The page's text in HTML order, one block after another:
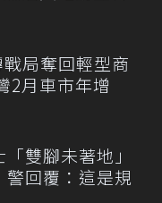
戰局奪回輕型商
2月車市年增
雙腳未著地」
警回覆：這是規